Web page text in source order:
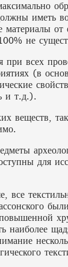
иметь
от
не
при всех
(в
и т.д.).
веществ,
для
все
наиболее